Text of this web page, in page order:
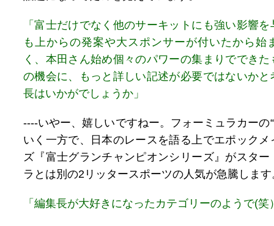
「富士だけでなく他のサーキットにも強い影響
も上からの発案や大スポンサーが付いたから始
く、本田さん始め個々のパワーの集まりででき
の機会に、もっと詳しい記述が必要ではないかと
長はいかがでしょうか」
----いやー、嬉しいですねー。フォーミュラカーの
いく一方で、日本のレースを語る上でエポック
ズ『富士グランチャンピオンシリーズ』がスタ
ラとは別の2リッタースポーツの人気が急騰します
「編集長が大好きになったカテゴリーのようで(笑